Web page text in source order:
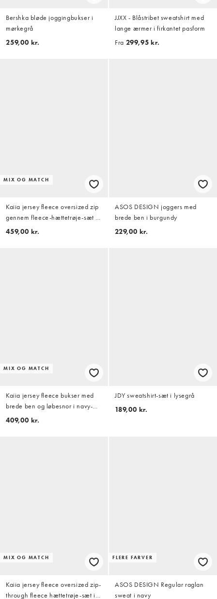
Bershka bløde joggingbukser i
mørkegrå
259,00 kr.
JJXX - Blåstribet sweatshirt med
lange ærmer i firkantet pasform
Fra 299,95 kr.
MIX OG MATCH
Kaiia jersey fleece oversized zip
gennem fleece-hættetrøje-sæt i
navy-stribe
459,00 kr.
ASOS DESIGN joggers med
brede ben i burgundy
229,00 kr.
MIX OG MATCH
Kaiia jersey fleece bukser med
brede ben og løbesnor i navy-
stribe, del af sæt
409,00 kr.
JDY sweatshirt-sæt i lysegrå
189,00 kr.
MIX OG MATCH
Kaiia jersey fleece oversized zip-
through fleece hættetrøje-sæt i
FLERE FARVER
ASOS DESIGN Regular raglan
sweat i navy